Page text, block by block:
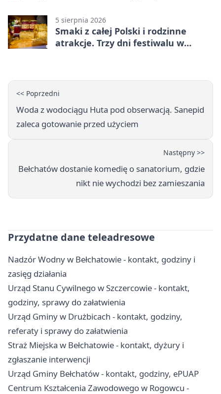
5 sierpnia 2026
Smaki z całej Polski i rodzinne
atrakcje. Trzy dni festiwalu w
<< Poprzedni
Woda z wodociągu Huta pod obserwacją. Sanepid
zaleca gotowanie przed użyciem
Następny >>
Bełchatów dostanie komedię o sanatorium, gdzie
nikt nie wychodzi bez zamieszania
Przydatne dane teleadresowe
Nadzór Wodny w Bełchatowie - kontakt, godziny i
zasięg działania
Urząd Stanu Cywilnego w Szczercowie - kontakt,
godziny, sprawy do załatwienia
Urząd Gminy w Drużbicach - kontakt, godziny,
referaty i sprawy do załatwienia
Straż Miejska w Bełchatowie - kontakt, dyżury i
zgłaszanie interwencji
Urząd Gminy Bełchatów - kontakt, godziny, ePUAP
Centrum Kształcenia Zawodowego w Rogowcu -